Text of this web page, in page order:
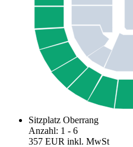
Sitzplatz Oberrang
Anzahl: 1 - 6
357 EUR inkl. MwSt